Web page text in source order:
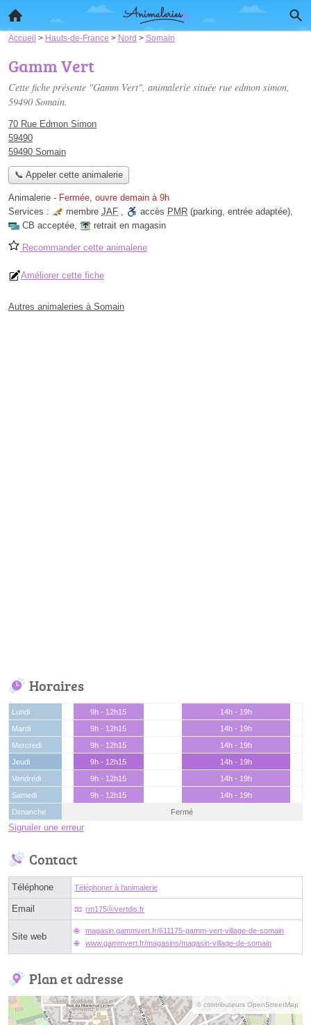
Accueil > Hauts-de-France > Nord > Somain
Gamm Vert
Cette fiche présente "Gamm Vert", animalerie située rue edmon simon,
59490 Somain.
70 Rue Edmon Simon
59490
59490 Somain
📞 Appeler cette animalerie
Animalerie - Fermée, ouvre demain à 9h
Services :
membre JAF , accès PMR (parking, entrée adaptée),
CB acceptée, retrait en magasin
Recommander cette animalerie
Améliorer cette fiche
Autres animaleries à Somain
Horaires
Lundi 9h - 12h15
14h - 19h
Mardi
9h - 12h15
14h - 19h
Mercredi
9h - 12h15
14h - 19h
Jeudi
9h - 12h15
14h - 19h
Vendredi
9h - 12h15
14h - 19h
Samedi
9h - 12h15
14h - 19h
Dimanche
Fermé
Signaler une erreur
Contact
Téléphone Téléphoner à l'animalerie
Email rm175ⓐvertdis.fr
Site web
magasin.gammvert.fr/611175-gamm-vert-village-de-somain
www.gammvert.fr/magasins/magasin-village-de-somain
Plan et adresse
© contributeurs OpenStreetMap